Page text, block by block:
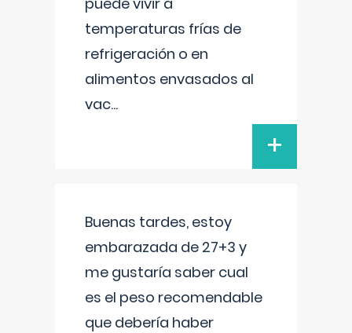
temperaturas frías de
refrigeración o en
alimentos envasados al
vac...
+
Buenas tardes, estoy
embarazada de 27+3 y
me gustaría saber cual
es el peso recomendable
que debería haber